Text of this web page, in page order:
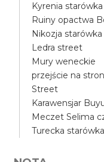
Kyrenia starówka
Ruiny opactwa
Nikozja starówka
Ledra street
Mury weneckie
przejście na
Street
Karawensjar
Meczet Selima
Turecka starówka